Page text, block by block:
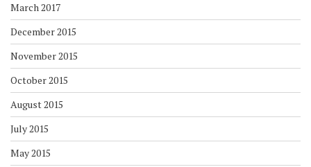
March 2017
December 2015
November 2015
October 2015
August 2015
July 2015
May 2015